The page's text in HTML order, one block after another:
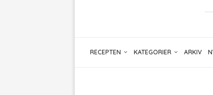
RECEPTEN KATEGORIER ARKIV